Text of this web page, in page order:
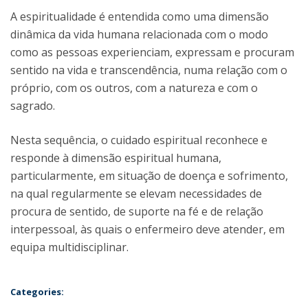
A espiritualidade é entendida como uma dimensão
dinâmica da vida humana relacionada com o modo
como as pessoas experienciam, expressam e procuram
sentido na vida e transcendência, numa relação com o
próprio, com os outros, com a natureza e com o
sagrado.
Nesta sequência, o cuidado espiritual reconhece e
responde à dimensão espiritual humana,
particularmente, em situação de doença e sofrimento,
na qual regularmente se elevam necessidades de
procura de sentido, de suporte na fé e de relação
interpessoal, às quais o enfermeiro deve atender, em
equipa multidisciplinar.
Categories: